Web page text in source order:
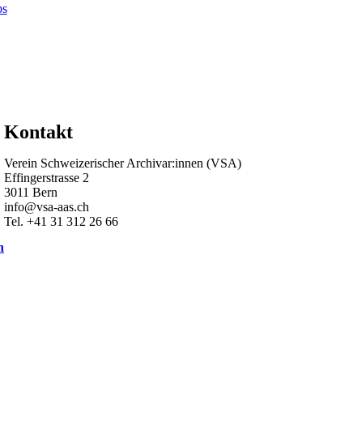
Kontakt
Verein Schweizerischer Archivar:innen (VSA)
Effingerstrasse 2
3011 Bern
info@vsa-aas.ch
Tel. +41 31 312 26 66